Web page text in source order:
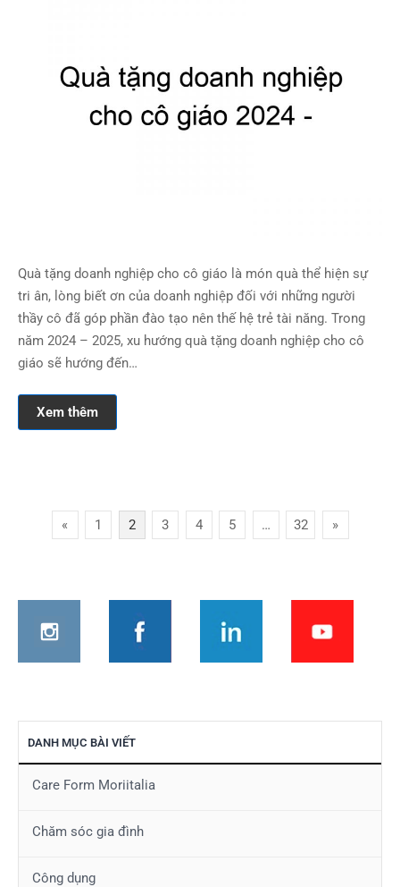
Quà tặng doanh nghiệp cho cô giáo là món quà thể hiện sự
tri ân, lòng biết ơn của doanh nghiệp đối với những người
thầy cô đã góp phần đào tạo nên thế hệ trẻ tài năng. Trong
năm 2024 – 2025, xu hướng quà tặng doanh nghiệp cho cô
giáo sẽ hướng đến…
Xem thêm
Phân
viết
« 1 2 3 4 5 … 32 »
DANH MỤC BÀI VIẾT
Care Form Moriitalia
Chăm sóc gia đình
Công dụng